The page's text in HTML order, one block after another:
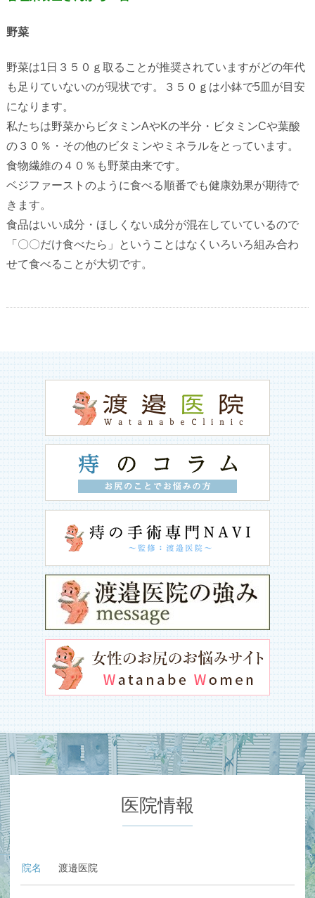
野菜
野菜は1 日３５０ｇ取ることが推奨されていますがどの年代
も足りていないのが現状です。３５０ｇは小鉢で5皿が目安
になります。
私たちは野菜からビタミンAやKの半分・ビタミンCや葉酸
の３０％・その他のビタミンやミネラルをとっています。
食物繊維の４０％も野菜由来です。
ベジファーストのように食べる順番でも健康効果が期待で
きます。
食品はいい成分・ほしくない成分が混在していているので
「〇〇だけ食べたら」ということはなくいろいろ組み合わ
せて食べることが大切です。
医院情報
院名 渡邉医院